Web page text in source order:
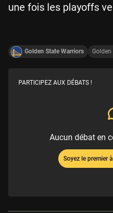
une fois les playoffs
Golden State Warriors
PARTICIPEZ AUX DÉBATS !
Aucun débat en
Soyez le premier